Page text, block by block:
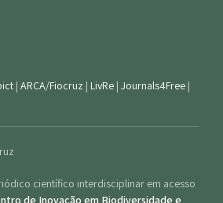
| ARCA/Fiocruz | LivRe | Journals4Free |
científico interdisciplinar em acesso
de Inovação em Biodiversidade e